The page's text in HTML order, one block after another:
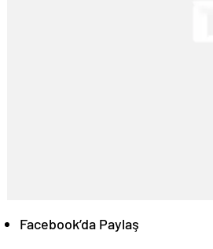
Facebook’da Paylaş